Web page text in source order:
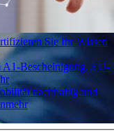
Sie Ihr Wissen
A1-Bescheinigung, EU-
nachhaltig und
mehr